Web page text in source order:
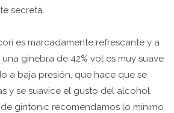
secreta.
es marcadamente refrescante y a
ginebra de 42% vol es muy suave
a baja presión, que hace que se
y se suavice el gusto del alcohol.
gintonic recomendamos lo mínimo